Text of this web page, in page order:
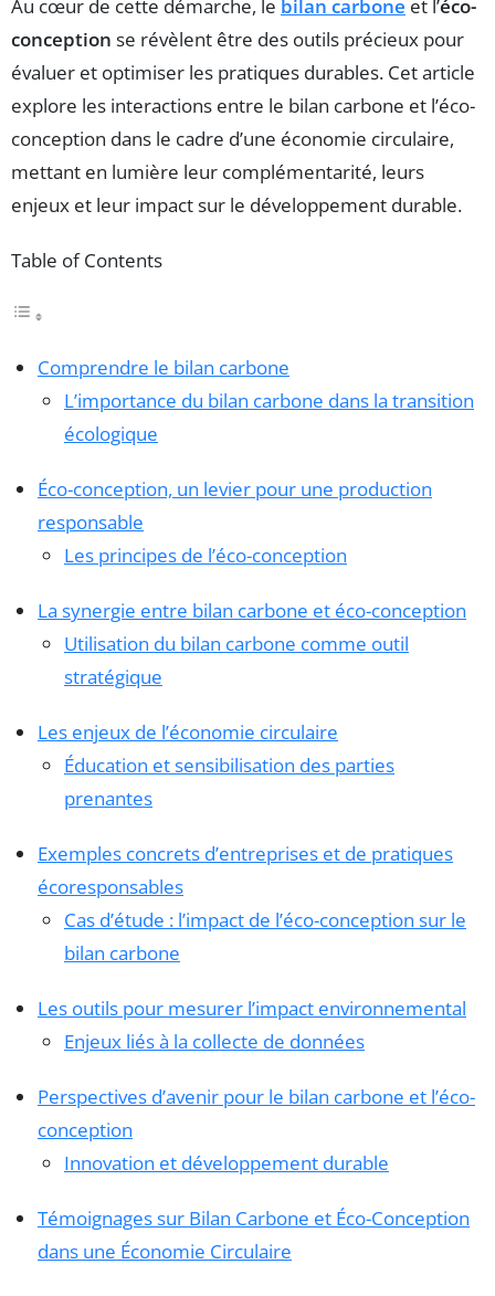
Au cœur de cette démarche, le bilan carbone et l’éco-
conception se révèlent être des outils précieux pour
évaluer et optimiser les pratiques durables. Cet article
explore les interactions entre le bilan carbone et l’éco-
conception dans le cadre d’une économie circulaire,
mettant en lumière leur complémentarité, leurs
enjeux et leur impact sur le développement durable.
Table of Contents
Comprendre le bilan carbone
L’importance du bilan carbone dans la transition
écologique
Éco-conception, un levier pour une production
responsable
Les principes de l’éco-conception
La synergie entre bilan carbone et éco-conception
Utilisation du bilan carbone comme outil
stratégique
Les enjeux de l’économie circulaire
Éducation et sensibilisation des parties
prenantes
Exemples concrets d’entreprises et de pratiques
écoresponsables
Cas d’étude : l’impact de l’éco-conception sur le
bilan carbone
Les outils pour mesurer l’impact environnemental
Enjeux liés à la collecte de données
Perspectives d’avenir pour le bilan carbone et l’éco-
conception
Innovation et développement durable
Témoignages sur Bilan Carbone et Éco-Conception
dans une Économie Circulaire